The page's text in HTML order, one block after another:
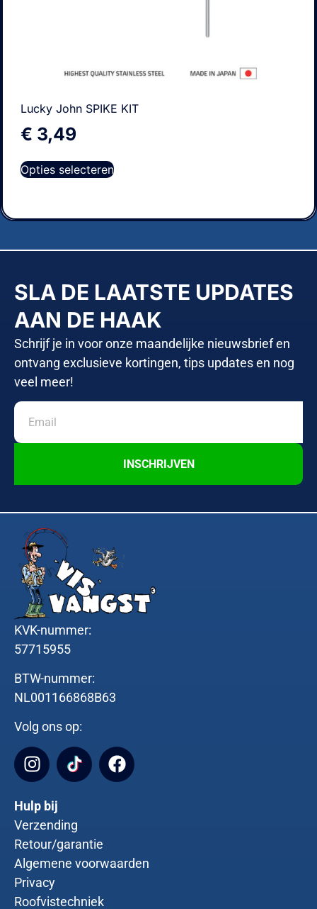
Lucky John SPIKE KIT
€ 3,49
Opties selecteren
SLA DE LAATSTE UPDATES
AAN DE HAAK
Schrijf je in voor onze maandelijke nieuwsbrief en
ontvang exclusieve kortingen, tips updates en nog
veel meer!
INSCHRIJVEN
KVK-nummer:
57715955
BTW-nummer:
NL001166868B63
Volg ons op:
Hulp bij
Verzending
Retour/garantie
Algemene voorwaarden
Privacy
Roofvistechniek